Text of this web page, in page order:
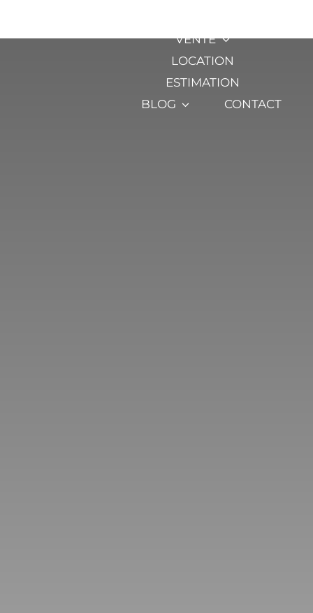
VENTE
LOCATION
ESTIMATION
BLOG
CONTACT